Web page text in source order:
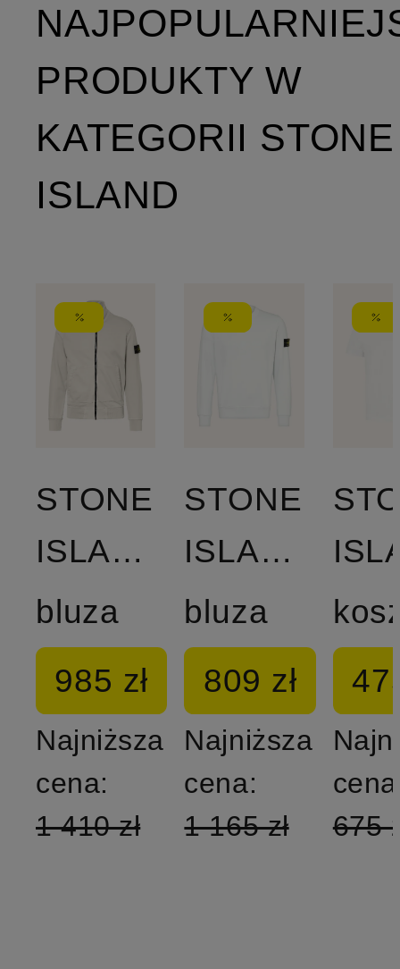
PRODUKTY W
KATEGORII STONE
ISLAND
STONE
ISLAND
bluza
985 zł
Najniższa
cena:
1 410 zł
STONE
ISLAND
bluza
809 zł
Najniższa
cena:
1 165 zł
675